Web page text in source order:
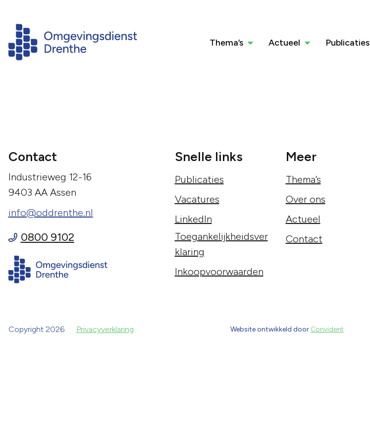
Thema’s Actueel Publicaties
Contact
Industrieweg 12-16
9403 AA Assen
info@oddrenthe.nl
0800 9102
Snelle links
Publicaties
Vacatures
LinkedIn
Toegankelijkheidsver
klaring
Inkoopvoorwaarden
Meer
Thema’s
Over ons
Actueel
Contact
Copyright 2026 Privacyverklaring Website ontwikkeld door Convident